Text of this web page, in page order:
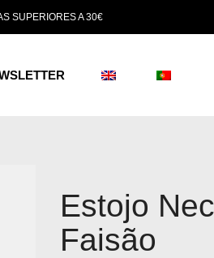
SUPERIORES A 30€
Estojo
Faisão